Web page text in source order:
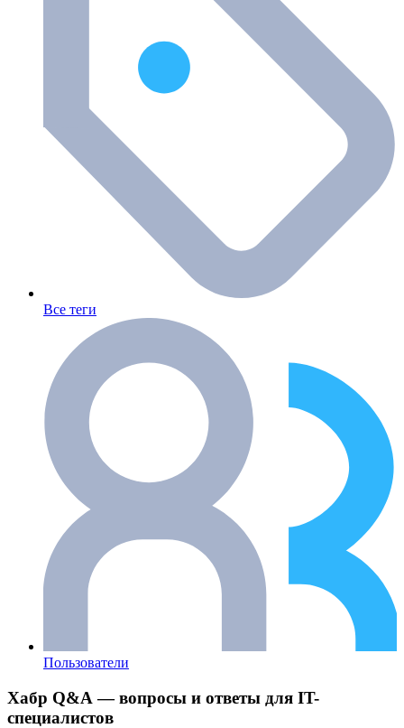
Все теги
Пользователи
Хабр Q&A — вопросы и ответы для IT-
специалистов